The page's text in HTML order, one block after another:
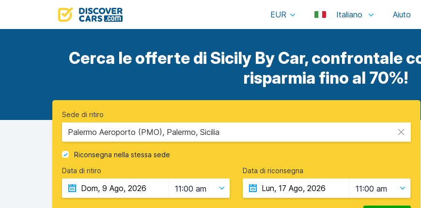
EUR Italiano
Cerca le offerte di Sicily By Car, confrontale
risparmia fino al 70%!
Sede di ritiro
Palermo Aeroporto (PMO), Palermo, Sicilia
Riconsegna nella stessa sede
Data di ritiro
11:00 am
Data di riconsegna
11:00 am